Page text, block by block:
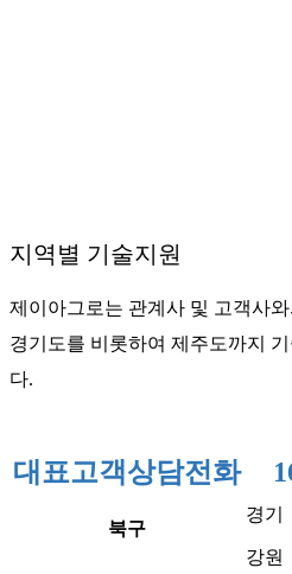
지역별 기술지원
제이아그로는 관계사 및 고객사
경기도를 비롯하여 제주도까지
다.
대표고객상담전화
북구
경기
강원